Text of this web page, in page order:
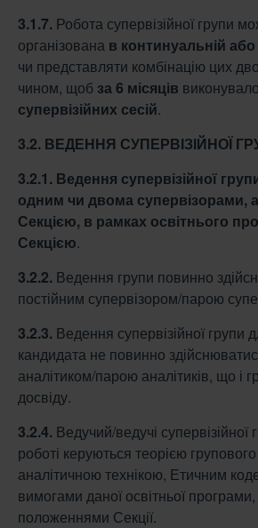
3.1.7. Робота супервізійної групи
організована в континуальній
чи представляти комбінацію цих
чином, щоб за 6 місяців
супервізійних сесій.
3.2. ВЕДЕННЯ СУПЕРВІЗІЙНОЇ
3.2.1. Ведення супервізійної
одним чи двома супервізорами,
Секцією, в рамках освітнього
Секцією.
3.2.2. Ведення групи повинно
постійним супервізором/парою
3.2.3. Ведення супервізійної групи
кандидата не повинно
аналітиком/парою аналітиків, що і
досвіду.
3.2.4. Ведучий/ведучі супервізійної
роботі керуються теорією
аналітичною технікою, Етичним
вимогами даної освітньої
положеннями Секції.